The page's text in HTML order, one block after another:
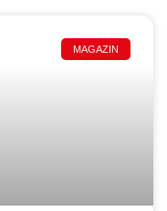
MAGAZIN